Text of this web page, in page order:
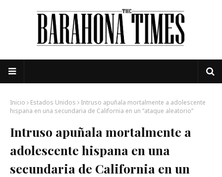
Inicio Estados Unidos
Intruso apuñala mortalmente a adolescente
hispana en una secundaria de California en un “ataque aleatorio”
Intruso apuñala mortalmente a
adolescente hispana en una
secundaria de California en un